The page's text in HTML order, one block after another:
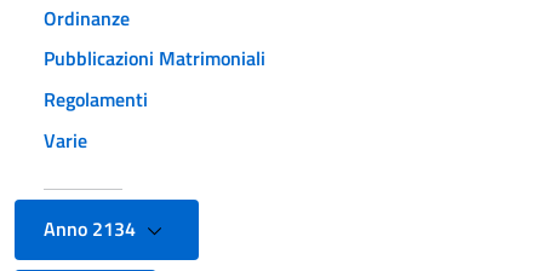
Ordinanze
Pubblicazioni Matrimoniali
Regolamenti
Varie
Anno 2134